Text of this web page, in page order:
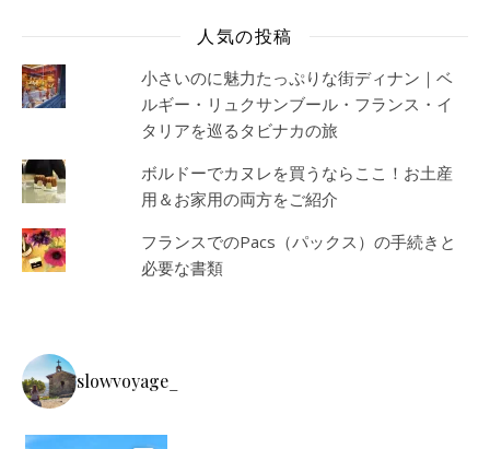
人気の投稿
小さいのに魅力たっぷりな街ディナン｜ベ
ルギー・リュクサンブール・フランス・イ
タリアを巡るタビナカの旅
ボルドーでカヌレを買うならここ！お土産
用＆お家用の両方をご紹介
フランスでのPacs（パックス）の手続きと
必要な書類
slowvoyage_